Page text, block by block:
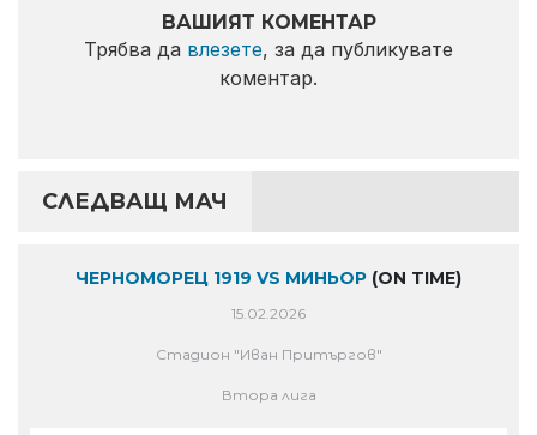
ВАШИЯТ КОМЕНТАР
Трябва да влезете, за да публикувате
коментар.
СЛЕДВАЩ МАЧ
ЧЕРНОМОРЕЦ 1919 VS МИНЬОР (ON TIME)
15.02.2026
Стадион "Иван Притъргов"
Втора лига